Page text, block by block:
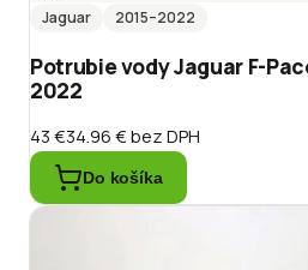
Jaguar
2015–2022
Potrubie vody Jaguar F-
2022
43 €34.96 €bez DPH
Do košíka